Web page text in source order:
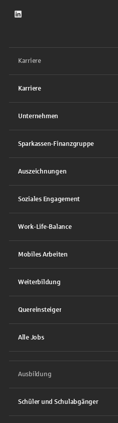
LinkedIn
Karriere
Karriere
Unternehmen
Sparkassen-Finanzgruppe
Auszeichnungen
Soziales Engagement
Work-Life-Balance
Mobiles Arbeiten
Weiterbildung
Quereinsteiger
Alle Jobs
Ausbildung
Schüler und Schulabgänger